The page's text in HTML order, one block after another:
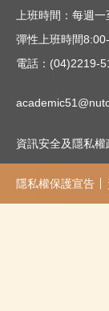
其他入學管道
上班時間：每週
彈性上班時間
電話：(04)2219-
資訊安全及隱私權
隱私權保護宣告